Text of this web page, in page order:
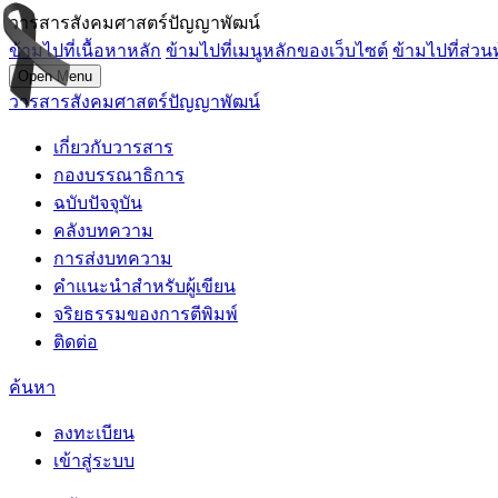
วารสารสังคมศาสตร์ปัญญาพัฒน์
ข้ามไปที่เนื้อหาหลัก ข้ามไปที่เมนูหลักของเว็บไซต์ ข้ามไปที่ส่วน
Open Menu
วารสารสังคมศาสตร์ปัญญาพัฒน์
เกี่ยวกับวารสาร
กองบรรณาธิการ
ฉบับปัจจุบัน
คลังบทความ
การส่งบทความ
คำแนะนำสำหรับผู้เขียน
จริยธรรมของการตีพิมพ์
ติดต่อ
ค้นหา
ลงทะเบียน
เข้าสู่ระบบ